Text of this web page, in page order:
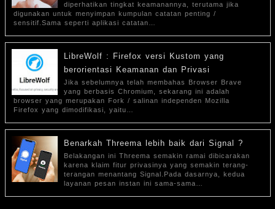
diperhatikan tingkat keamanannya, terutama jika
digunakan untuk menyimpan kumpulan catatan penting /
sensitif.Sama seperti aplikasi catatan…
LibreWolf : Firefox versi Kustom yang
berorientasi Keamanan dan Privasi
Jika sebelumnya telah membahas Browser Brave
yang berbasis Chromium, sekarang ini adalah
browser yang merupakan Fork / salinan independen Mozilla
Firefox yang dimodifikasi, yaitu…
Benarkah Threema lebih baik dari Signal ?
Belakangan ini Threema semakin ramai dibicarakan
karena klaim fitur privasinya yang semakin terang-
terangan menantang Signal.Pada dasarnya, kedua
layanan pesan instan ini sama-sama…